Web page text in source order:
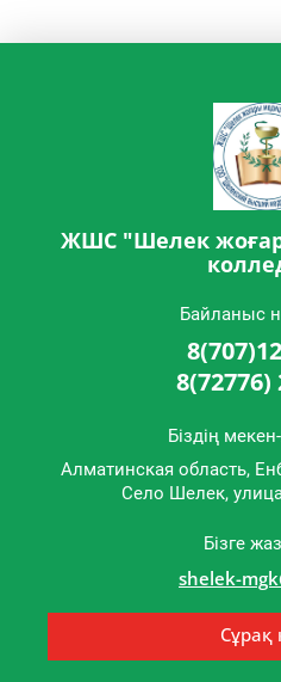
ЖШС "Шелек
Байланыс
8(72776)
Біздің
Алматинская область,
Cело Шелек,
Бізге
shelek-
Сұрақ